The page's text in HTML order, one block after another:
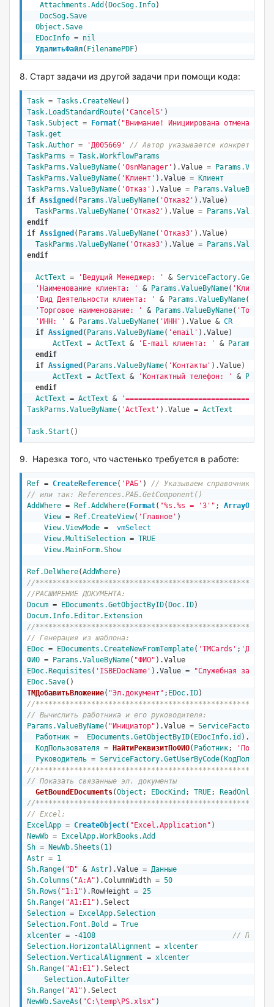
Attachments.Add ( DocSog.Info)
DocSog.Save
Object .Save
EDocInfo = nil
УдалитьФайл( FilenamePDF)
8. Старт задачи из другой задачи при помощи кода:
Task = Tasks .CreateNew
Task.LoadStandardRoute( 'CancelS'
Task.Subject = Format( "Внимание! Инициирована отмена!
Task.get
Task.Author = 'Д005669'
// Автор указывается конкретно
TaskParms = Task.WorkflowParams
TaskParms.ValueByName( 'OsnManager' ).Value =
TaskParms.ValueByName( 'Клиент' ).Value =
Клиент
TaskParms.ValueByName( 'Отказ' ).Value = Params.ValueByName
if Assigned ( Params.ValueByName( 'Отказ2' ).Value)
TaskParms.ValueByName( 'Отказ2' ).Value =
endif
if Assigned ( Params.ValueByName( 'Отказ3' ).Value)
TaskParms.ValueByName( 'Отказ3' ).Value =
endif
ActText = 'Ведущий Менеджер: ' & ServiceFactory
'Наименование клиента: '
& Params.ValueByName( 'Клиент'
'Вид Деятельности клиента: '
& Params.ValueByName(
'Торговое наименование: '
& Params.ValueByName(
'ИНН: '
& Params.ValueByName( 'ИНН' ).Value & CR
if Assigned ( Params.ValueByName( 'email' ).Value)
ActText = ActText & 'E-mail клиента: ' &
endif
if Assigned ( Params.ValueByName( 'Контакты' ).Value)
ActText = ActText & 'Контактный телефон: ' &
endif
ActText = ActText &
TaskParms.ValueByName( 'ActText' ).Value = ActText
Task.Start ()
9. Нарезка того, что частенько требуется в работе:
Ref = CreateReference( 'РАБ' ) // Указываем справочник
// или так: References.РАБ.GetComponent()
AddWhere = Ref.AddWhere( Format( "%s.%s = 'З'" ; ArrayOf
View = Ref.CreateView( 'Главное' )
View.ViewMode = vmSelect
View.MultiSelection = TRUE
View.MainForm.Show
Ref.DelWhere(AddWhere
//
//РАСШИРЕНИЕ ДОКУМЕНТА:
Docum = EDocuments .GetObjectByID( Doc.ID
Docum.Info.Editor.Extension
//
// Генерация из шаблона:
EDoc = EDocuments .CreateNewFromTemplate( 'TMCards' ;
ФИО = Params.ValueByName( "ФИО"
EDoc.Requisites ( 'ISBEDocName' ).Value =
"Служебная
EDoc.Save()
ТМДобавитьВложение( "Эл.документ" ; EDoc.ID)
//
// Вычислить работника и его руководителя:
Params.ValueByName( "Инициатор" ).Value = ServiceFactory
Работник = EDocuments .GetObjectByID( EDocInfo.id
КодПользователя = НайтиРеквизитПоФИО( Работник;
Руководитель = ServiceFactory.GetUserByCode(
//
// Показать связанные эл. документы
GetBoundEDocuments(Object ; EDocKind ; TRUE; ReadOnly
//
// Excel:
ExcelApp = CreateObject( "Excel.Application" )
NewWb =
ExcelApp.WorkBooks.Add
Sh = NewWb.Sheets ( 1
Astr = 1
Sh.Range( "D" & Astr).Value = Данные
Sh.Columns ( "A:A" ).ColumnWidth = 50
Sh.Rows ( "1:1" ).RowHeight = 25
Sh.Range( "A1:E1"
Selection =
ExcelApp.Selection
Selection.Font.Bold
= True
xlcenter = -4108
// По
Selection.HorizontalAlignment = xlcenter
Selection.VerticalAlignment = xlcenter
Sh.Range( "A1:E1" ).Select
Selection.AutoFilter
Sh.Range( "A1"
NewWb.SaveAs ( "C:\temp\PS.xlsx"